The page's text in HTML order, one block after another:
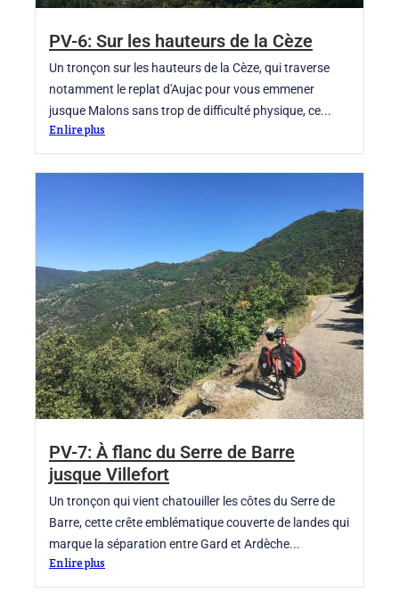
PV-6: Sur les hauteurs de la Cèze
Un tronçon sur les hauteurs de la Cèze, qui traverse
notamment le replat d'Aujac pour vous emmener
jusque Malons sans trop de difficulté physique, ce...
En lire plus
PV-7: À flanc du Serre de Barre
jusque Villefort
Un tronçon qui vient chatouiller les côtes du Serre de
Barre, cette crête emblématique couverte de landes qui
marque la séparation entre Gard et Ardèche...
En lire plus